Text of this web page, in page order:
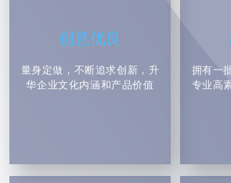
旨在通过生动、有力的画面语言和声音表达
定信息、情感或理念。为了确保宣传片的制
果，实地勘察和预先策划是不可或缺的环节
据目标受众的特点来选择适合的风格和视觉
果目标受众是年轻人群体，可以选择时尚、
创意优良
量身定做，不断追求创新，升
华企业文化内涵和产品价值
拥有一
专业高